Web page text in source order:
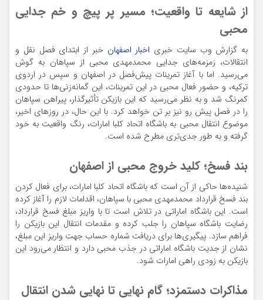
از شایعه تا واقعیت؛ مسیر پر پیچ و خم جدایی
محبی
به گزارش وب سایت خبری اخبار اصفهان خبر از ابتدای فصل نقل و
انتقالات، زمزمه‌های جدایی محمدمهدی محبی از سپاهان به گوش
می‌رسید. اما با آغاز تمرینات پیش‌فصل در اصفهان و سپس در اردوی
ترکیه، و حضور فعال محبی در این تمرینات، این گمانه‌زنی‌ها تا حدودی
کمرنگ شد و به نظر می‌رسید که این بازیکن تأثیرگذار، پیراهن سپاهان
را در فصل پیش رو نیز بر تن خواهد کرد. با این حال، در روزهای اخیر،
موضوع انتقال محبی به باشگاه اتحاد کلبا امارات، رنگ واقعیت به خود
گرفته و به طور جدی‌تری مطرح شده است.
بند فسخ؛ کلید خروج محبی از اصفهان
شنیده‌ها حاکی از آن است که باشگاه اتحاد کلبا امارات، برای فعال کردن
بند فسخ قرارداد محمدمهدی محبی با سپاهان، اقدامات لازم را آغاز کرده
است. این باشگاه اماراتی در تلاش است تا با واریز مبلغ فسخ قرارداد،
رضایت باشگاه سپاهان را جلب کرده و مقدمات انتقال این بازیکن را
فراهم سازد. پیگیری‌ها برای دریافت شماره حساب جهت واریز این مبلغ،
نشان از جدیت باشگاه اماراتی در جذب محبی دارد و انتظار می‌رود این
بازیکن به زودی راهی امارات شود.
مذاکرات دستمزد؛ گام نهایی تا نهایی شدن انتقال